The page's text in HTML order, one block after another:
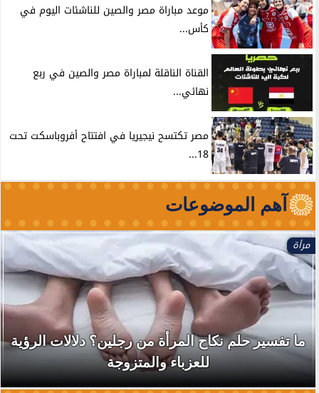
موعد مباراة مصر والصين للناشئات اليوم في
كأس...
القناة الناقلة لمباراة مصر والصين في ربع
نهائي...
مصر تكتسح نيجيريا في افتتاح أفروباسكت تحت
18...
آهم الموضوعات
مرأة
ما تفسير حلم نكاح المرأة من رجلين؟ دلالات الرؤية
للعزباء والمتزوجة